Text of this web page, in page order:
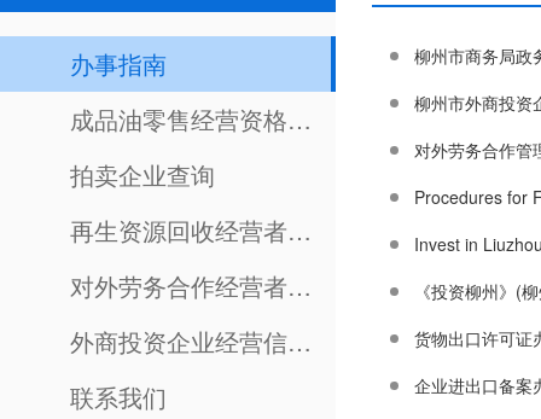
办事指南
成品油零售经营资格查询
拍卖企业查询
再生资源回收经营者查询
对外劳务合作经营者资格查询
外商投资企业经营信息查询
联系我们
柳州市商务局政
柳州市外商投资
对外劳务合作管
Procedures for
Invest in
《投资柳州》(
货物出口许可证
企业进出口备案